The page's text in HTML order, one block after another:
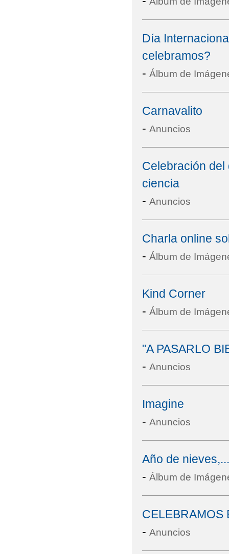
Día
celebramos?
- Álbum de
Carnavalito
- Anuncios
Celebración del
ciencia
- Anuncios
Charla online
- Álbum de
Kind Corner
- Álbum de
"A PASARLO
- Anuncios
Imagine
- Anuncios
Año de nieves,...
- Álbum de
CELEBRAMOS
- Anuncios